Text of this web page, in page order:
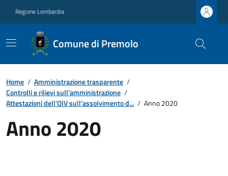
Regione Lombardia
Comune di Premolo
Home / Amministrazione trasparente /
Controlli e rilievi sull'amministrazione /
Attestazioni dell'OIV sull'assolvimento d... / Anno 2020
Anno 2020